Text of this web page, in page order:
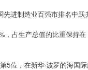
进制造业百强市排名中跃
占生产总值的比重保持在
，在新华·波罗的海国